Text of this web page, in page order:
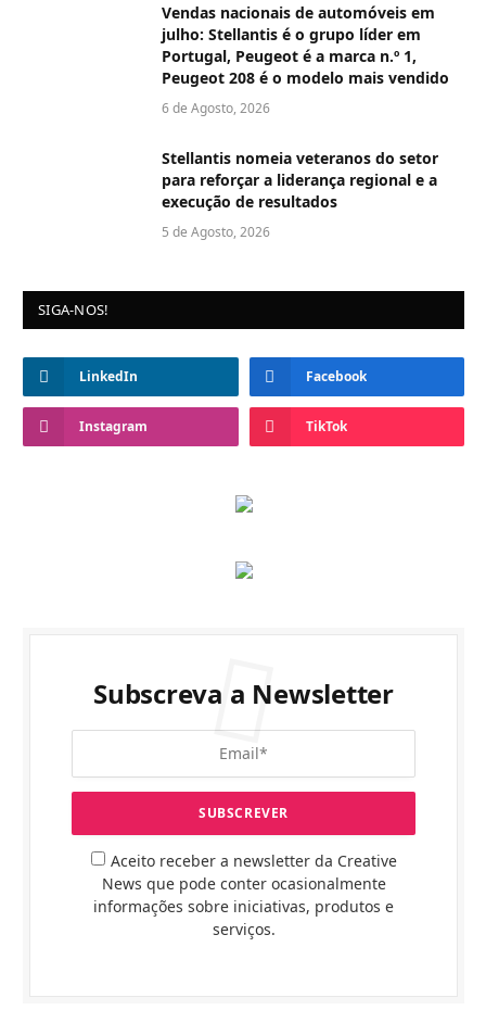
Vendas nacionais de automóveis em
julho: Stellantis é o grupo líder em
Portugal, Peugeot é a marca n.º 1,
Peugeot 208 é o modelo mais vendido
6 de Agosto, 2026
Stellantis nomeia veteranos do setor
para reforçar a liderança regional e a
execução de resultados
5 de Agosto, 2026
SIGA-NOS!
LinkedIn Facebook
Instagram TikTok
Subscreva a Newsletter
Aceito receber a newsletter da Creative
News que pode conter ocasionalmente
informações sobre iniciativas, produtos e
serviços.